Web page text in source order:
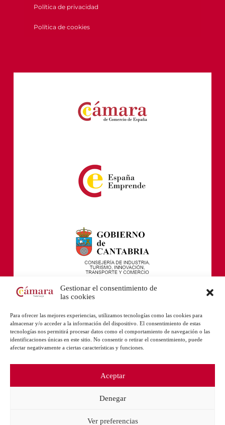
Gestionar el consentimiento de
las cookies
Para ofrecer las mejores experiencias, utilizamos tecnologías como las cookies para
almacenar y/o acceder a la información del dispositivo. El consentimiento de estas
tecnologías nos permitirá procesar datos como el comportamiento de navegación o las
identificaciones únicas en este sitio. No consentir o retirar el consentimiento, puede
afectar negativamente a ciertas características y funciones.
Aceptar
Denegar
Ver preferencias
Política de privacidad
Política de cookies